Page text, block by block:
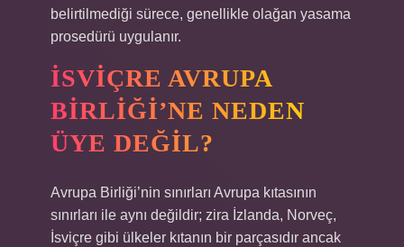
belirtilmediği sürece, genellikle olağan yasama
prosedürü uygulanır.
İSVIÇRE AVRUPA
BIRLIĞI’NE NEDEN
ÜYE DEĞIL?
Avrupa Birliği’nin sınırları Avrupa kıtasının
sınırları ile aynı değildir; zira İzlanda, Norveç,
İsviçre gibi ülkeler kıtanın bir parçasıdır ancak